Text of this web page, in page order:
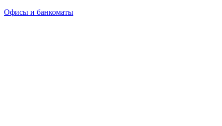
Офисы и банкоматы